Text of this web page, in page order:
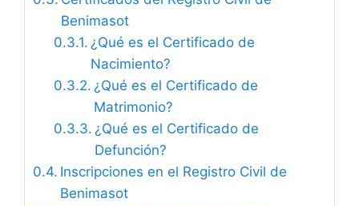
Benimasot
¿Qué es el Certificado de
Nacimiento?
¿Qué es el Certificado de
Matrimonio?
¿Qué es el Certificado de
Defunción?
Inscripciones en el Registro Civil de
Benimasot